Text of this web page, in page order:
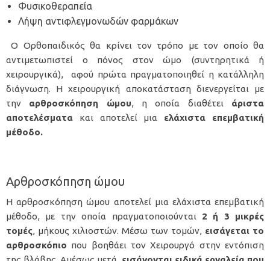
Φυσικοθεραπεία
Λήψη αντιφλεγμονωδών φαρμάκων
Ο Ορθοπαιδικός θα κρίνει τον τρόπο με τον οποίο θα
αντιμετωπιστεί ο πόνος στον ώμο (συντηρητικά ή
χειρουργικά), αφού πρώτα πραγματοποιηθεί η κατάλληλη
διάγνωση. Η χειρουργική αποκατάσταση διενεργείται με
την αρθροσκόπηση ώμου, η οποία διαθέτει άριστα
αποτελέσματα και αποτελεί μια ελάχιστα επεμβατική
μέθοδο.
Αρθροσκόπηση ώμου
Ηαρθροσκόπηση ώμου αποτελεί μια ελάχιστα επεμβατική
μέθοδο, με την οποία πραγματοποιούνται 2 ή 3 μικρές
τομές, μήκους χιλιοστών. Μέσω των τομών, εισάγεται το
αρθροσκόπιο που βοηθάει τον Χειρουργό στην εντόπιση